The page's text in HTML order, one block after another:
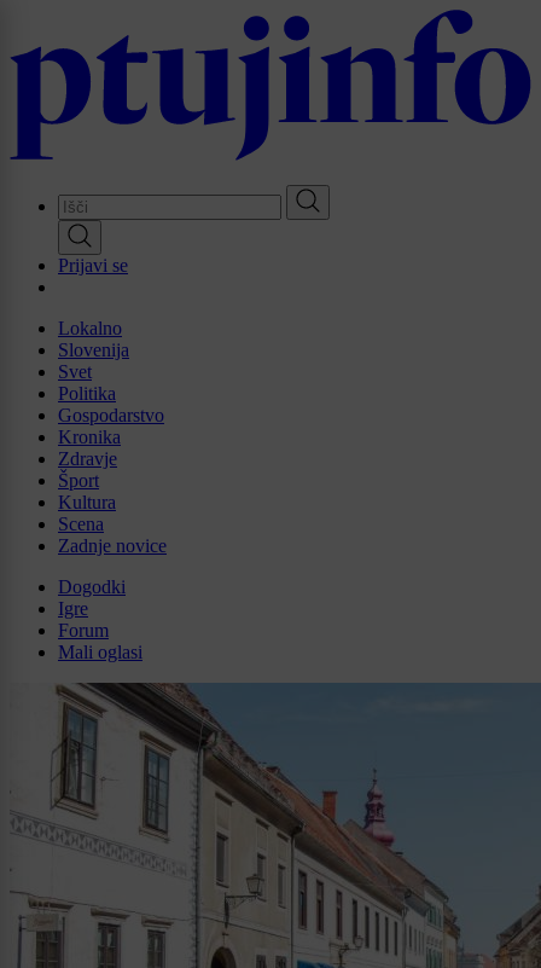
main
Prijavi se
Lokalno
Slovenija
Svet
Politika
Gospodarstvo
Kronika
Zdravje
Šport
Kultura
Scena
Zadnje novice
Dogodki
Igre
Forum
Mali oglasi